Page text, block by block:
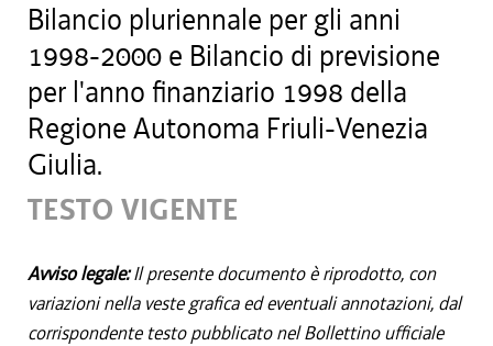
Bilancio pluriennale per gli anni
1998-2000 e Bilancio di previsione
per l'anno finanziario 1998 della
Regione Autonoma Friuli-Venezia
Giulia.
TESTO VIGENTE
Avviso legale:Il presente documento è riprodotto, con
variazioni nella veste grafica ed eventuali annotazioni, dal
corrispondente testo pubblicato nel Bollettino ufficiale